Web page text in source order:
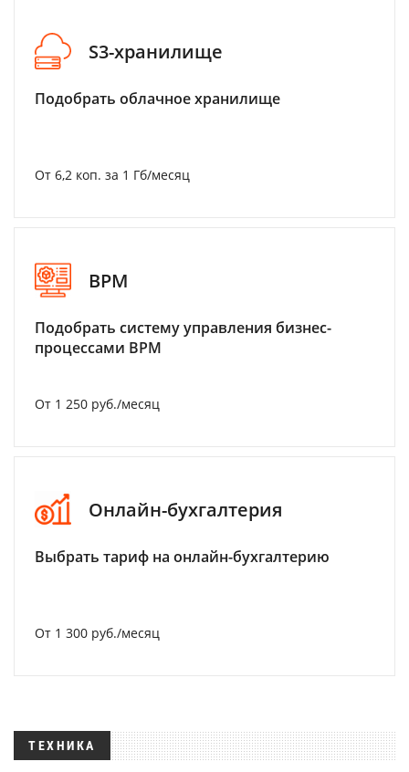
S3-хранилище
Подобрать облачное хранилище
От 6,2 коп. за 1 Гб/месяц
BPM
Подобрать систему управления бизнес-
процессами BPM
От 1 250 руб./месяц
Онлайн-бухгалтерия
Выбрать тариф на онлайн-бухгалтерию
От 1 300 руб./месяц
ТЕХНИКА